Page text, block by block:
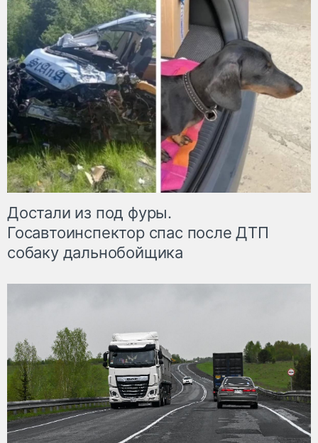
Достали из под фуры.
Госавтоинспектор спас после ДТП
собаку дальнобойщика